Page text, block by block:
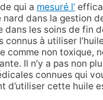
qui a mesuré l’
dans la gestion
dans les soins de fin
connus à utiliser
comme non toxique,
Il n’y a pas non
connues qui
d’utiliser cette huile